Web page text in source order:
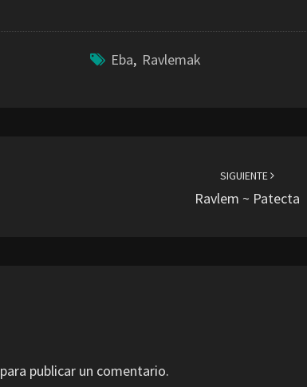
Eba, Ravlemak
SIGUIENTE
Ravlem ~ Patecta
para publicar un comentario.